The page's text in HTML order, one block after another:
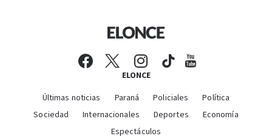
ELONCE
Últimas noticias Paraná Policiales
Política
Sociedad
Internacionales Deportes
Economía
Espectáculos